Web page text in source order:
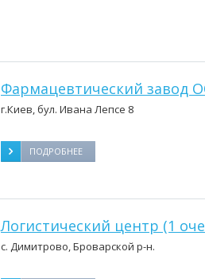
Фармацевтический завод
г.Киев, бул. Ивана Лепсе 8
ПОДРОБНЕЕ
Логистический центр (1
с. Димитрово, Броварской р-н.